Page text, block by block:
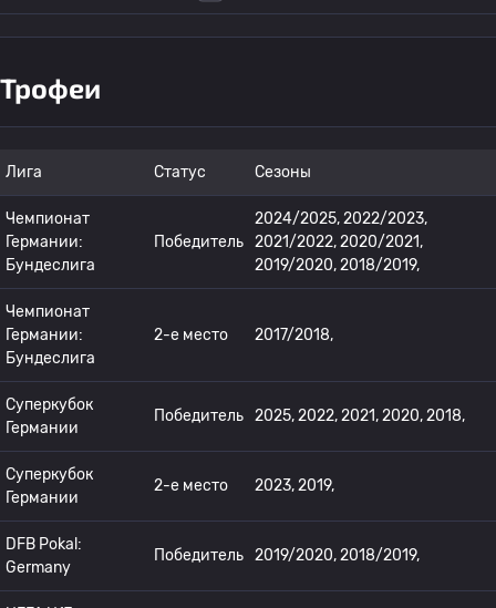
Трофеи
Лига Статус Сезоны
Чемпионат
Германии:
Бундеслига
Победитель
2024/2025, 2022/2023,
2021/2022, 2020/2021,
2019/2020, 2018/2019,
Чемпионат
Германии:
Бундеслига
2-е место 2017/2018,
Суперкубок
Германии
Победитель 2025, 2022, 2021, 2020, 2018,
Суперкубок
Германии
2-е место 2023, 2019,
DFB Pokal:
Germany
Победитель 2019/2020, 2018/2019,